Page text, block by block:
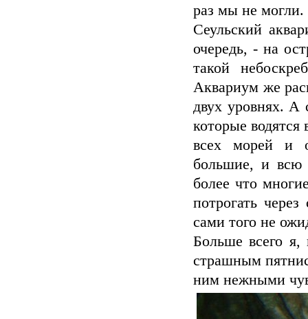
раз мы не могли.
Сеульский
очередь, - на
такой
Аквариум же
двух уровнях. А
которые водятся
всех морей и
большие, и всю
более что
потрогать
сами того не
Больше всего
страшным
ним нежными